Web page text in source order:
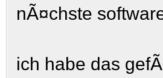
nÃ¤chste
ich habe das